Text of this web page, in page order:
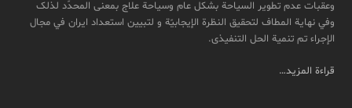
وعقبات عدم تطویر السیاحة بشکل عام وسیاحة علاج بمعنی المحدّد لذلک
وفي نهایة المطاف لتحقیق النظرة الإیجابیّة و لتبیین استعداد ایران في مجال
الإجراء تم تنمیة الحل التنفیذی.
قراءة المزيد…